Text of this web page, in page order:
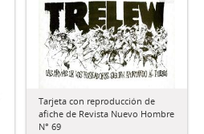
Tarjeta con reproducción de
afiche de Revista Nuevo Hombre
N° 69